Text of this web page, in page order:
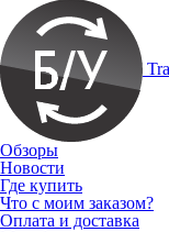
Обзоры
Новости
Где купить
Что с моим заказом?
Оплата и доставка